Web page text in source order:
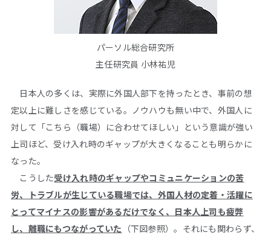
パーソル総合研究所
主任研究員 小林祐児
日本人の多くは、実際に外国人部下を持ったとき、事前の想
定以上に難しさを感じている。ノウハウも無い中で、外国人に
対して「こちら（職場）に合わせてほしい」という意識が強い
上司ほど、受け入れ時のギャップが大きくなることも明らかに
なった。
こうした受け入れ時のギャップやコミュニケーションの苦
労、トラブルが生じている職場では、外国人材の定着・活躍に
とってマイナスの影響があるだけでなく、日本人上司も疲弊
し、離職にもつながっていた （下図参照）。それにも関わらず、